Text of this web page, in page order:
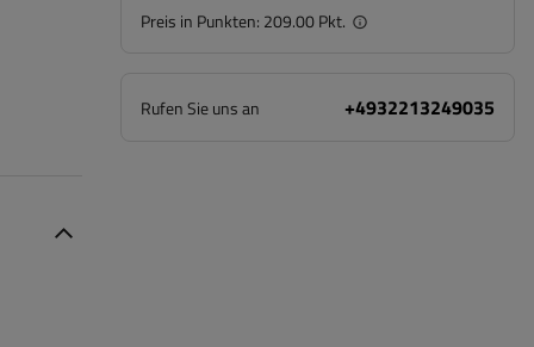
Preis in Punkten: 209.00 Pkt.
Rufen Sie uns an +4932213249035